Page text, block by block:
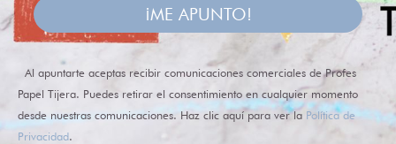
¡ME APUNTO!
Al apuntarte aceptas recibir comunicaciones comerciales de Profes
Papel Tijera. Puedes retirar el consentimiento en cualquier momento
desde nuestras comunicaciones. Haz clic aquí para ver la Política de
Privacidad.